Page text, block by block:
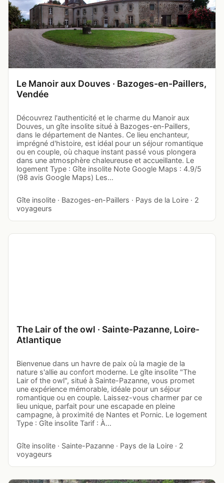
Le Manoir aux Douves · Bazoges-en-Paillers,
Vendée
Découvrez l'authenticité et le charme du Manoir aux
Douves, un gîte insolite situé à Bazoges-en-Paillers,
dans le département de Nantes. Ce lieu enchanteur,
imprégné d'histoire, est idéal pour un séjour romantique
ou en couple, où chaque instant passé vous plongera
dans une atmosphère chaleureuse et accueillante. Le
logement Type : Gîte insolite Note Google Maps : 4.9/5
(98 avis Google Maps) Les…
Gîte insolite · Bazoges-en-Paillers · Pays de la Loire · 2
voyageurs
The Lair of the owl · Sainte-Pazanne, Loire-
Atlantique
Bienvenue dans un havre de paix où la magie de la
nature s'allie au confort moderne. Le gîte insolite "The
Lair of the owl", situé à Sainte-Pazanne, vous promet
une expérience mémorable, idéale pour un séjour
romantique ou en couple. Laissez-vous charmer par ce
lieu unique, parfait pour une escapade en pleine
campagne, à proximité de Nantes et Pornic. Le logement
Type : Gîte insolite Tarif : À…
Gîte insolite · Sainte-Pazanne · Pays de la Loire · 2
voyageurs